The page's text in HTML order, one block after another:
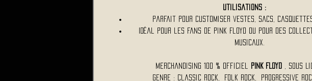
Utilisations :
Parfait pour customiser vestes, sacs,
Idéal pour les fans de Pink Floyd ou pour des
musicaux.
Merchandising 100 % Officiel PINK FLOYD
, Sous
Genre : Classic Rock, Folk Rock, Progressive